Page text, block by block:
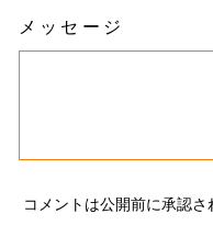
メッセージ
コメントは公開前に承認